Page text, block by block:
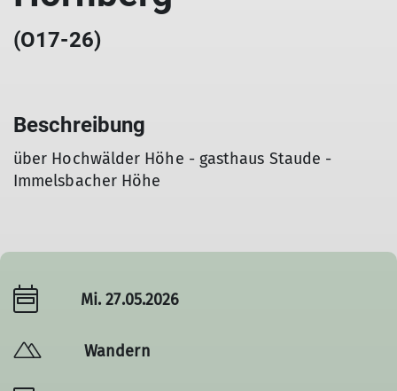
(O17-26)
Beschreibung
über Hochwälder Höhe - gasthaus Staude -
Immelsbacher Höhe
Mi. 27.05.2026
Wandern